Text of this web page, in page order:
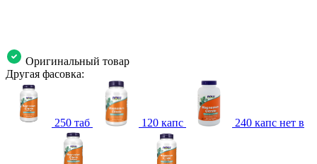
Оригинальный товар
Другая фасовка:
250 таб 120 капс 240 капс нет в